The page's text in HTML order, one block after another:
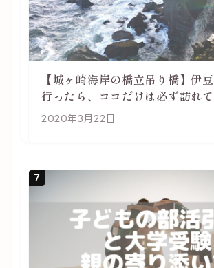
【城ヶ崎海岸の橋立吊り橋】伊
行ったら、ココだけは必ず訪れ
2020年3月22日
7